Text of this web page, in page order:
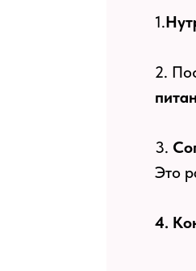
1.
2.
3.
Это
4.